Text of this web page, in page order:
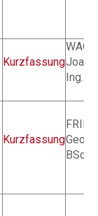
Kurzfassung
Ing.
KurzfassungGeorg
BSc.